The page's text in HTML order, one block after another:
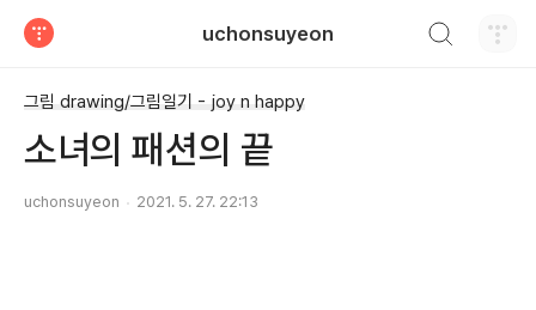
uchonsuyeon
그림 drawing/그림일기 - joy n happy
소녀의 패션의 끝
uchonsuyeon 2021. 5. 27. 22:13